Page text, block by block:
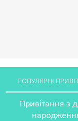
ПОПУЛЯРНІ
Привітання з